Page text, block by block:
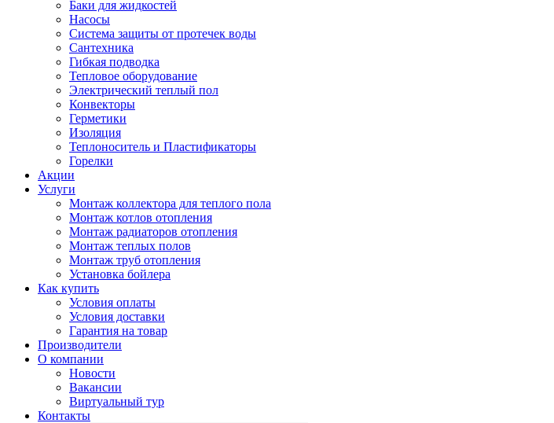
Баки для жидкостей
Насосы
Система защиты от протечек воды
Сантехника
Гибкая подводка
Тепловое оборудование
Электрический теплый пол
Конвекторы
Герметики
Изоляция
Теплоноситель и Пластификаторы
Горелки
Акции
Услуги
Монтаж коллектора для теплого пола
Монтаж котлов отопления
Монтаж радиаторов отопления
Монтаж теплых полов
Монтаж труб отопления
Установка бойлера
Как купить
Условия оплаты
Условия доставки
Гарантия на товар
Производители
О компании
Новости
Вакансии
Виртуальный тур
Контакты